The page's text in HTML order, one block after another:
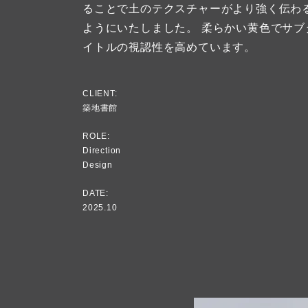
ることで土のテクスチャーがより強く伝わ
ようにいたしました。 柔らかい黄色でサブ
イトルの視認性を高めています。
CLIENT:
築地書館
ROLE:
Direction
Design
DATE:
2025.10